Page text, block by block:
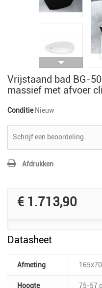
Vrijstaand bad BG-
massief met afvoer
Conditie Nieuw
Schrijf een beoordeling
Afdrukken
€ 1.713,90
Datasheet
Afmeting
Hoogte 75-57